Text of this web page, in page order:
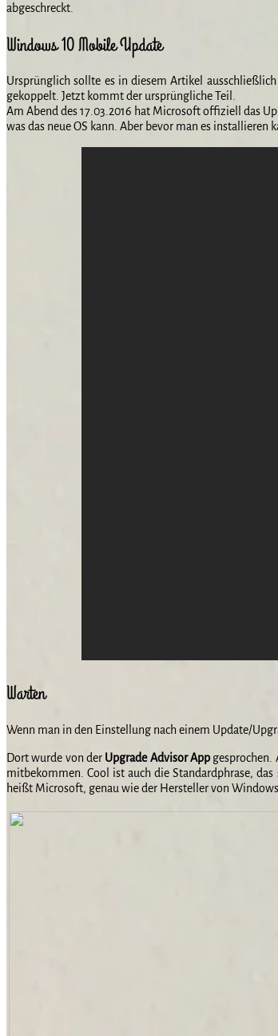
abgeschreckt.
Windows 10 Mobile Update
Ursprünglich sollte es in diesem Artikel
gekoppelt. Jetzt kommt der ursprüngliche Teil.
Am Abend des 17.03.2016 hat Microsoft offiziell das
was das neue OS kann. Aber bevor man es installieren
Warten
Wenn man in den Einstellung nach einem Update/
Dort wurde von der Upgrade Advisor App gesprochen.
mitbekommen. Cool ist auch die Standardphrase,
heißt Microsoft, genau wie der Hersteller von